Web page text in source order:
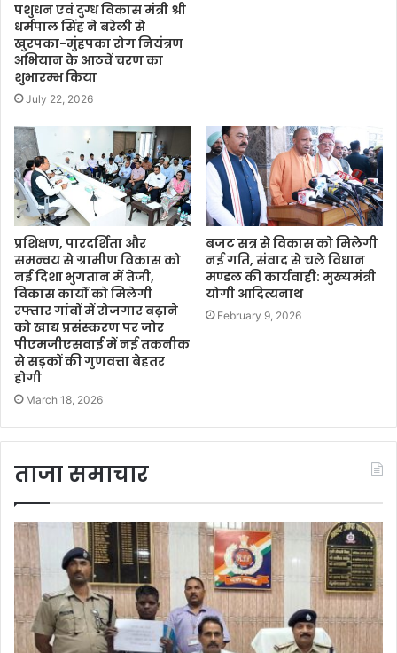
पशुधन एवं दुग्ध विकास मंत्री श्री
धर्मपाल सिंह ने बरेली से
खुरपका-मुंहपका रोग नियंत्रण
अभियान के आठवें चरण का
शुभारम्भ किया
July 22, 2026
प्रशिक्षण, पारदर्शिता और
समन्वय से ग्रामीण विकास को
नई दिशा भुगतान में तेजी,
विकास कार्यों को मिलेगी
रफ्तार गांवों में रोजगार बढ़ाने
को खाद्य प्रसंस्करण पर जोर
पीएमजीएसवाई में नई तकनीक
से सड़कों की गुणवत्ता बेहतर
होगी
March 18, 2026
बजट सत्र से विकास को मिलेगी
नई गति, संवाद से चले विधान
मण्डल की कार्यवाही: मुख्यमंत्री
योगी आदित्यनाथ
February 9, 2026
ताजा समाचार